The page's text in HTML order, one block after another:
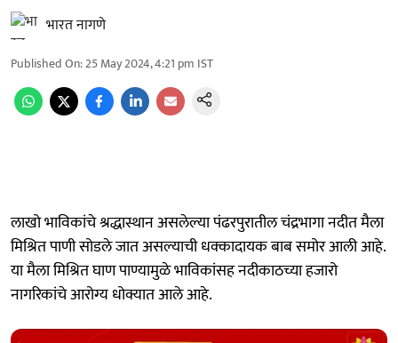
भारत नागणे
Published On:25 May 2024, 4:21 pm IST
लाखो भाविकांचे श्रद्धास्थान असलेल्या पंढरपुरातील चंद्रभागा नदीत मैला
मिश्रित पाणी सोडले जात असल्याची धक्कादायक बाब समोर आली आहे.
या मैला मिश्रित घाण पाण्यामुळे भाविकांसह नदीकाठच्या हजारो
नागरिकांचे आरोग्य धोक्यात आले आहे.